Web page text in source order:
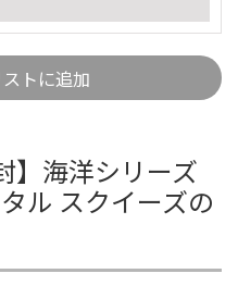
トに追加
】海洋シリーズ
ル スクイーズの